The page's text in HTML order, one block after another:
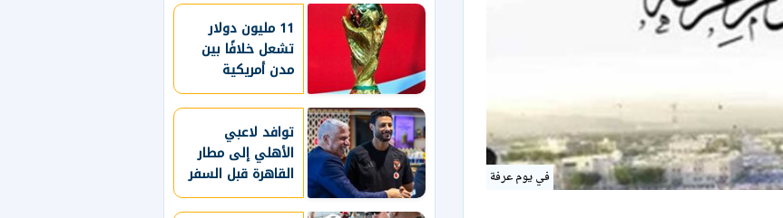
في يوم عرفة
11 مليون دولار
تشعل خلافًا بين
مدن أمريكية
و"فيفا" بعد
مونديال 2026
توافد لاعبي
الأهلي إلى مطار
القاهرة قبل السفر
لـ إسبانيا